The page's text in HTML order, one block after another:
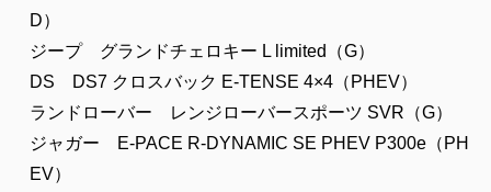
D）
ジープ グランドチェロキー L limited（G）
DS DS7 クロスバック E-TENSE 4×4（PHEV）
ランドローバー レンジローバースポーツ SVR（G）
ジャガー E-PACE R-DYNAMIC SE PHEV P300e（PH
EV）